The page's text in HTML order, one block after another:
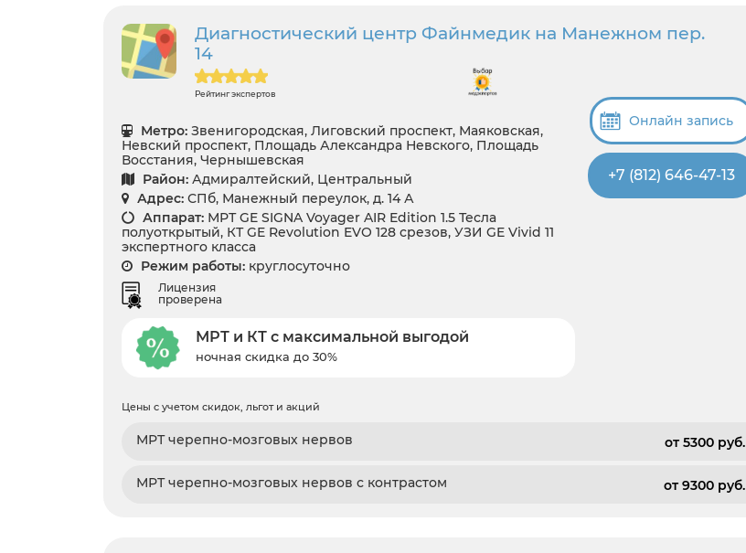
Диагностический центр Файнмедик на Манежном пер.
14
Рейтинг экспертов
Метро: Звенигородская, Лиговский проспект, Маяковская,
Невский проспект, Площадь Александра Невского, Площадь
Восстания, Чернышевская
Район: Адмиралтейский, Центральный
Адрес: СПб, Манежный переулок, д. 14 А
Аппарат: МРТ GE SIGNA Voyager AIR Edition 1.5 Тесла
полуоткрытый, КТ GE Revolution EVO 128 срезов, УЗИ GE Vivid 11
экспертного класса
Режим работы: круглосуточно
Лицензия
проверена
МРТ и КТ с максимальной выгодой
ночная скидка до 30%
Онлайн запись
+7 (812) 646-47-13
Цены с учетом скидок, льгот и акций
МРТ черепно-мозговых нервов от 5300 pуб.
МРТ черепно-мозговых нервов с контрастом от 9300 pуб.